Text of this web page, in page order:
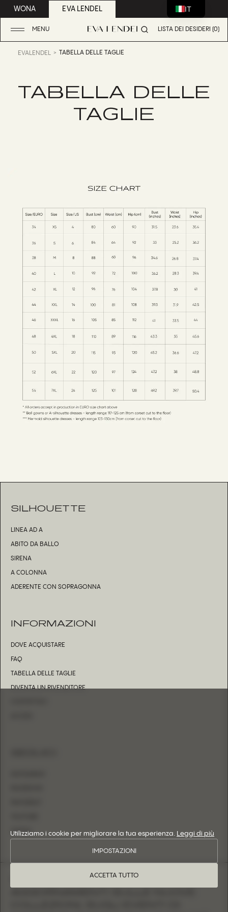
WONA EVA LENDEL
MENU LISTA DEI DESIDERI (0)
EVALENDEL TABELLA DELLE TAGLIE
TABELLA DELLE
TAGLIE
SILHOUETTE
LINEA AD A
ABITO DA BALLO
SIRENA
A COLONNA
ADERENTE CON SOPRAGONNA
INFORMAZIONI
DOVE ACQUISTARE
FAQ
TABELLA DELLE TAGLIE
DIVENTA UN RIVENDITORE
TIKTOK
ISCRIVITI PER RICEVERE
Utilizziamo i cookie per migliorare la tua esperienza. Leggi di più
ACCETTA TUTTO
IMPOSTAZIONI
IT